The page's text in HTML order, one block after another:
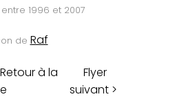
1996 et 2007
de Raf
Retour à la
Flyer
suivant >